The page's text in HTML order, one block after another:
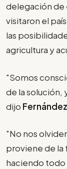
delegación de
visitaron el
las
agricultura y
"Somos
de la solución,
dijo Fernández
"No nos
proviene de la
haciendo todo